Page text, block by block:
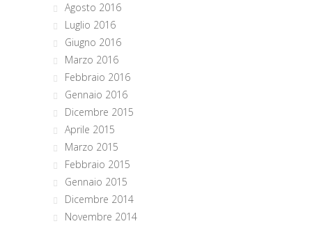
Agosto 2016
Luglio 2016
Giugno 2016
Marzo 2016
Febbraio 2016
Gennaio 2016
Dicembre 2015
Aprile 2015
Marzo 2015
Febbraio 2015
Gennaio 2015
Dicembre 2014
Novembre 2014